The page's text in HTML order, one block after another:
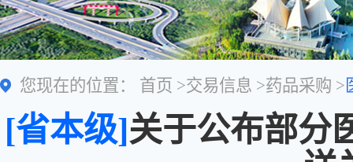
您现在的位置： 首页 >交易信息 >药品采购 >
[省本级]关于公布部分